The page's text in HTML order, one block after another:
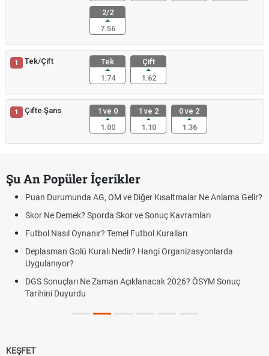
2/2
7.56
1 Tek/Çift
Tek
1.74
Çift
1.62
1 Çifte Şans
1 ve 0
1.00
1 ve 2
1.10
0 ve 2
1.36
Şu An Popüler İçerikler
Puan Durumunda AG, OM ve Diğer Kısaltmalar Ne Anlama Gelir?
Skor Ne Demek? Sporda Skor ve Sonuç Kavramları
Futbol Nasıl Oynanır? Temel Futbol Kuralları
Deplasman Golü Kuralı Nedir? Hangi Organizasyonlarda
Uygulanıyor?
DGS Sonuçları Ne Zaman Açıklanacak 2026? ÖSYM Sonuç
Tarihini Duyurdu
KEŞFET